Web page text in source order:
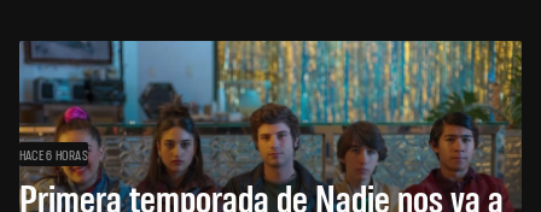
HACE 6 HORAS
Primera temporada de Nadie nos va a